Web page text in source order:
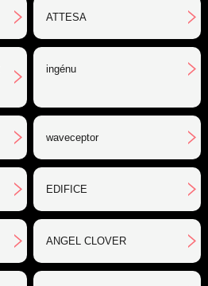
ATTESA
ingénu
waveceptor
EDIFICE
ANGEL CLOVER